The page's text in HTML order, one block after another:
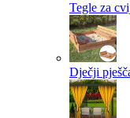
Tegle za
Dječji